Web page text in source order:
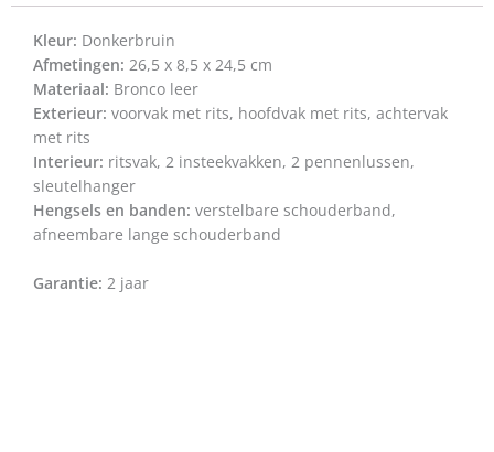
Kleur: Donkerbruin
Afmetingen: 26,5 x 8,5 x 24,5 cm
Materiaal: Bronco leer
Exterieur: voorvak met rits, hoofdvak met rits, achtervak
met rits
Interieur: ritsvak, 2 insteekvakken, 2 pennenlussen,
sleutelhanger
Hengsels en banden: verstelbare schouderband,
afneembare lange schouderband
Garantie: 2 jaar